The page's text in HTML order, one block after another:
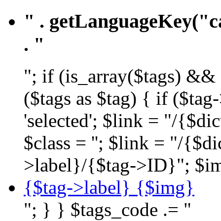
" .
. "
"; if (is_array($tags) &&
($tags as $tag) { if
'selected'; $link = "/
$class = ''; $link = "/
>label}/{$tag->ID}";
{$tag->label} {$img}
"; } } $tags_code .= "